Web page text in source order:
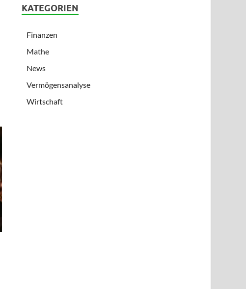
KATEGORIEN
Finanzen
Mathe
News
Vermögensanalyse
Wirtschaft